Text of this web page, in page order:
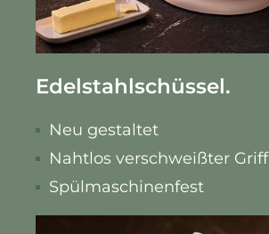
Edelstahlschüssel.
Neu gestaltet
Nahtlos verschweißter Griff
Spülmaschinenfest